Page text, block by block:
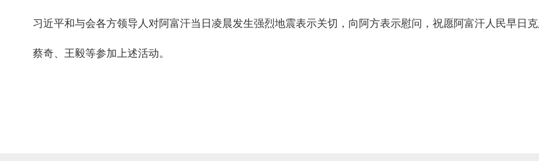
习近平和与会各方领导人对阿富汗当日凌晨发生强烈地震表示关切，向阿方表示慰问，祝愿阿富汗人民早日克
蔡奇、王毅等参加上述活动。